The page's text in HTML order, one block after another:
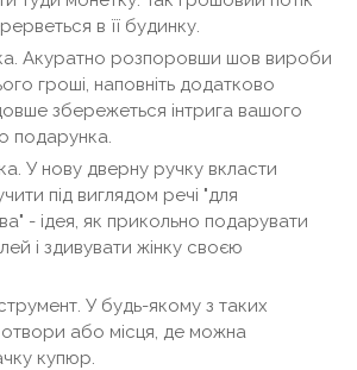
в її будинку.
Акуратно розпоровши шов вироби
гроші, наповніть додатково
збережеться інтрига вашого
подарунка.
У нову дверну ручку вкласти
під виглядом речі "для
- ідея, як прикольно подарувати
і здивувати жінку своєю
У будь-якому з таких
отвори або місця, де можна
купюр.